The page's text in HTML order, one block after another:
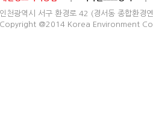
인천광역시 서구 환경로 42 (경서동 종합
Copyright @2014 Korea Environment